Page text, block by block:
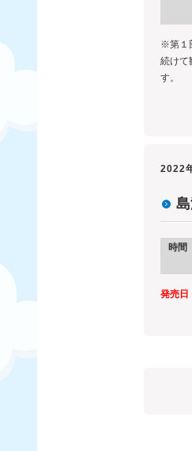
※第１
続けて
す。
2022
時間
発売日